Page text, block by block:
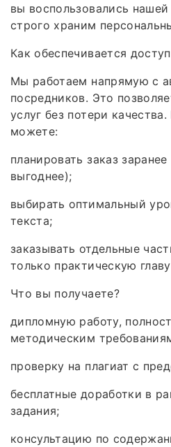
вы воспользовались
строго храним
Как обеспечивается
Мы работаем напрямую с
посредников. Это
услуг без потери
можете:
планировать заказ
выгоднее);
выбирать оптимальный
текста;
заказывать отдельные
только практическую
Что вы получаете?
дипломную работу,
методическим
проверку на плагиат с
бесплатные доработки в
задания;
консультацию по